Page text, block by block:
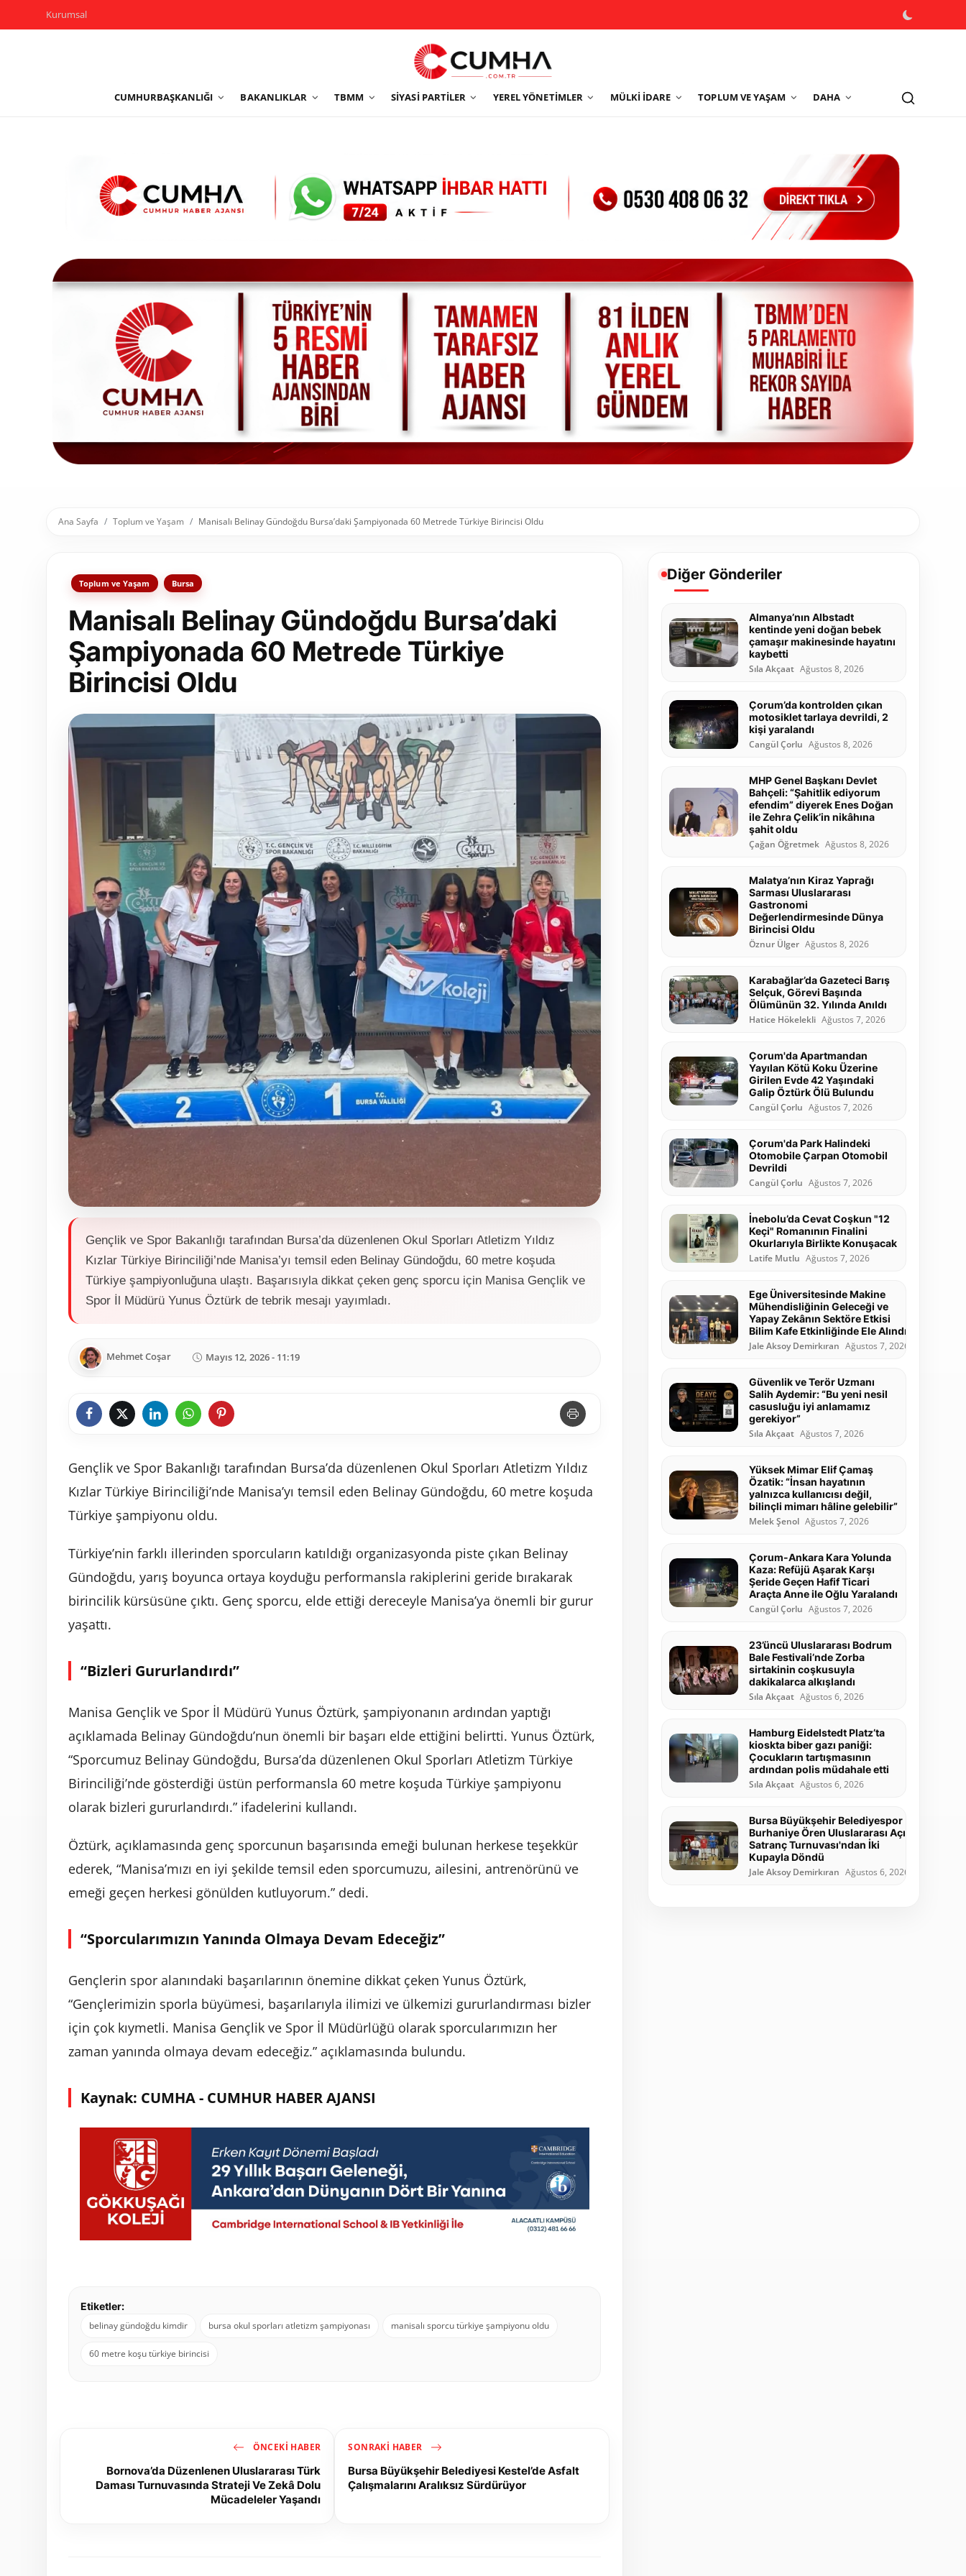
Kurumsal
CUMHURBAŞKANLIĞI BAKANLIKLAR TBMM SIYASI PARTILER YEREL YÖNETIMLER MÜLKI İDARE TOPLUM VE YAŞAM DAHA
Yerel Yönetimler
Sivil Toplum Kuruluşları
Kamu Kurumları ve Üst Kurullar
Resmi Reklamlar
Ana Sayfa Toplum ve Yaşam Manisalı Belinay Gündoğdu Bursa’daki Şampiyonada 60 Metrede Türkiye Birincisi Oldu
Toplum ve Yaşam Bursa
Manisalı Belinay Gündoğdu Bursa’daki
Şampiyonada 60 Metrede Türkiye
Birincisi Oldu
Gençlik ve Spor Bakanlığı tarafından Bursa’da düzenlenen Okul Sporları Atletizm Yıldız
Kızlar Türkiye Birinciliği’nde Manisa’yı temsil eden Belinay Gündoğdu, 60 metre koşuda
Türkiye şampiyonluğuna ulaştı. Başarısıyla dikkat çeken genç sporcu için Manisa Gençlik ve
Spor İl Müdürü Yunus Öztürk de tebrik mesajı yayımladı.
Mehmet Coşar Mayıs 12, 2026 - 11:19
Gençlik ve Spor Bakanlığı tarafından Bursa’da düzenlenen Okul Sporları Atletizm Yıldız
Kızlar Türkiye Birinciliği’nde Manisa’yı temsil eden Belinay Gündoğdu, 60 metre koşuda
Türkiye şampiyonu oldu.
Türkiye’nin farklı illerinden sporcuların katıldığı organizasyonda piste çıkan Belinay
Gündoğdu, yarış boyunca ortaya koyduğu performansla rakiplerini geride bırakarak
birincilik kürsüsüne çıktı. Genç sporcu, elde ettiği dereceyle Manisa’ya önemli bir gurur
yaşattı.
“Bizleri Gururlandırdı”
Manisa Gençlik ve Spor İl Müdürü Yunus Öztürk, şampiyonanın ardından yaptığı
açıklamada Belinay Gündoğdu’nun önemli bir başarı elde ettiğini belirtti. Yunus Öztürk,
“Sporcumuz Belinay Gündoğdu, Bursa’da düzenlenen Okul Sporları Atletizm Türkiye
Birinciliği’nde gösterdiği üstün performansla 60 metre koşuda Türkiye şampiyonu
olarak bizleri gururlandırdı.” ifadelerini kullandı.
Öztürk, açıklamasında genç sporcunun başarısında emeği bulunan herkese teşekkür
ederek, “Manisa’mızı en iyi şekilde temsil eden sporcumuzu, ailesini, antrenörünü ve
emeği geçen herkesi gönülden kutluyorum.” dedi.
“Sporcularımızın Yanında Olmaya Devam Edeceğiz”
Gençlerin spor alanındaki başarılarının önemine dikkat çeken Yunus Öztürk,
“Gençlerimizin sporla büyümesi, başarılarıyla ilimizi ve ülkemizi gururlandırması bizler
için çok kıymetli. Manisa Gençlik ve Spor İl Müdürlüğü olarak sporcularımızın her
zaman yanında olmaya devam edeceğiz.” açıklamasında bulundu.
Kaynak: CUMHA - CUMHUR HABER AJANSI
Etiketler:
belinay gündoğdu kimdir
bursa okul sporları atletizm şampiyonası manisalı sporcu türkiye şampiyonu oldu
60 metre koşu türkiye birincisi
ÖNCEKI HABER
Bornova’da Düzenlenen Uluslararası Türk
Daması Turnuvasında Strateji Ve Zekâ Dolu
Mücadeleler Yaşandı
SONRAKI HABER
Bursa Büyükşehir Belediyesi Kestel’de Asfalt
Çalışmalarını Aralıksız Sürdürüyor
Diğer Gönderiler
Almanya’nın Albstadt
kentinde yeni doğan bebek
çamaşır makinesinde hayatını
kaybetti
Sıla Akçaat Ağustos 8, 2026
Çorum’da kontrolden çıkan
motosiklet tarlaya devrildi, 2
kişi yaralandı
Cangül Çorlu Ağustos 8, 2026
MHP Genel Başkanı Devlet
Bahçeli: “Şahitlik ediyorum
efendim” diyerek Enes Doğan
ile Zehra Çelik’in nikâhına
şahit oldu
Çağan Öğretmek Ağustos 8, 2026
Malatya’nın Kiraz Yaprağı
Sarması Uluslararası
Gastronomi
Değerlendirmesinde Dünya
Birincisi Oldu
Öznur Ülger Ağustos 8, 2026
Karabağlar’da Gazeteci Barış
Selçuk, Görevi Başında
Ölümünün 32. Yılında Anıldı
Hatice Hökelekli Ağustos 7, 2026
Çorum'da Apartmandan
Yayılan Kötü Koku Üzerine
Girilen Evde 42 Yaşındaki
Galip Öztürk Ölü Bulundu
Cangül Çorlu Ağustos 7, 2026
Çorum'da Park Halindeki
Otomobile Çarpan Otomobil
Devrildi
Cangül Çorlu Ağustos 7, 2026
İnebolu’da Cevat Coşkun "12
Keçi" Romanının Finalini
Okurlarıyla Birlikte Konuşacak
Latife Mutlu Ağustos 7, 2026
Ege Üniversitesinde Makine
Mühendisliğinin Geleceği ve
Yapay Zekânın Sektöre Etkisi
Bilim Kafe Etkinliğinde Ele Alındı
Jale Aksoy Demirkıran Ağustos 7, 2026
Güvenlik ve Terör Uzmanı
Salih Aydemir: “Bu yeni nesil
casusluğu iyi anlamamız
gerekiyor”
Sıla Akçaat Ağustos 7, 2026
Yüksek Mimar Elif Çamaş
Özatik: “İnsan hayatının
yalnızca kullanıcısı değil,
bilinçli mimarı hâline gelebilir”
Melek Şenol Ağustos 7, 2026
Çorum-Ankara Kara Yolunda
Kaza: Refüjü Aşarak Karşı
Şeride Geçen Hafif Ticari
Araçta Anne ile Oğlu Yaralandı
Cangül Çorlu Ağustos 7, 2026
23’üncü Uluslararası Bodrum
Bale Festivali’nde Zorba
sirtakinin coşkusuyla
dakikalarca alkışlandı
Sıla Akçaat Ağustos 6, 2026
Hamburg Eidelstedt Platz’ta
kioskta biber gazı paniği:
Çocukların tartışmasının
ardından polis müdahale etti
Sıla Akçaat Ağustos 6, 2026
Bursa Büyükşehir Belediyespor
Burhaniye Ören Uluslararası Açık
Satranç Turnuvası'ndan İki
Kupayla Döndü
Jale Aksoy Demirkıran Ağustos 6, 2026